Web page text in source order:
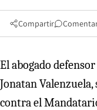
Compartir
El abogado
Jonatan
contra el